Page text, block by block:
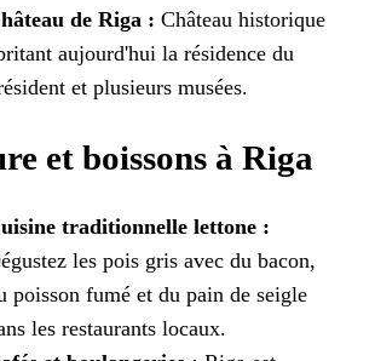
de Riga : Château historique
aujourd'hui la résidence du
et plusieurs musées.
et boissons à Riga
traditionnelle lettone :
les pois gris avec du bacon,
poisson fumé et du pain de seigle
les restaurants locaux.